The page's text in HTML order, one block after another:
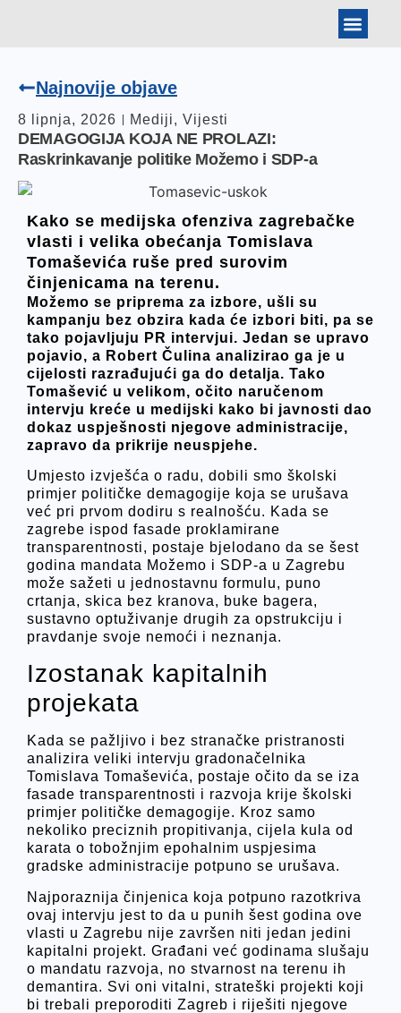
Najnovije objave
8 lipnja, 2026 Mediji, Vijesti
DEMAGOGIJA KOJA NE PROLAZI:
Raskrinkavanje politike Možemo i SDP-a
Kako se medijska ofenziva zagrebačke
vlasti i velika obećanja Tomislava
Tomaševića ruše pred surovim
činjenicama na terenu.
Možemo se priprema za izbore, ušli su
kampanju bez obzira kada će izbori biti, pa se
tako pojavljuju PR intervjui. Jedan se upravo
pojavio, a Robert Čulina analizirao ga je u
cijelosti razrađujući ga do detalja. Tako
Tomašević u velikom, očito naručenom
intervju kreće u medijski kako bi javnosti dao
dokaz uspješnosti njegove administracije,
zapravo da prikrije neuspjehe.
Umjesto izvješća o radu, dobili smo školski
primjer političke demagogije koja se urušava
već pri prvom dodiru s realnošću. Kada se
zagrebe ispod fasade proklamirane
transparentnosti, postaje bjelodano da se šest
godina mandata Možemo i SDP-a u Zagrebu
može sažeti u jednostavnu formulu, puno
crtanja, skica bez kranova, buke bagera,
sustavno optuživanje drugih za opstrukciju i
pravdanje svoje nemoći i neznanja.
Izostanak kapitalnih
projekata
Kada se pažljivo i bez stranačke pristranosti
analizira veliki intervju gradonačelnika
Tomislava Tomaševića, postaje očito da se iza
fasade transparentnosti i razvoja krije školski
primjer političke demagogije. Kroz samo
nekoliko preciznih propitivanja, cijela kula od
karata o tobožnjim epohalnim uspjesima
gradske administracije potpuno se urušava.
Najporaznija činjenica koja potpuno razotkriva
ovaj intervju jest to da u punih šest godina ove
vlasti u Zagrebu nije završen niti jedan jedini
kapitalni projekt. Građani već godinama slušaju
o mandatu razvoja, no stvarnost na terenu ih
demantira. Svi oni vitalni, strateški projekti koji
bi trebali preporoditi Zagreb i riješiti njegove